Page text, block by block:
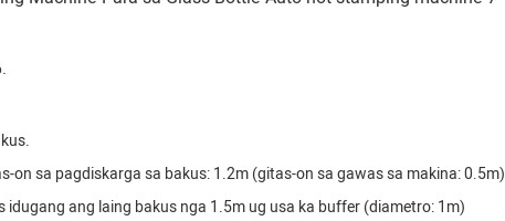
on sa pagdiskarga sa bakus: 1.2m (gitas-on sa gawas sa makina: 0.5m)
idugang ang laing bakus nga 1.5m ug usa ka buffer (diametro: 1m)